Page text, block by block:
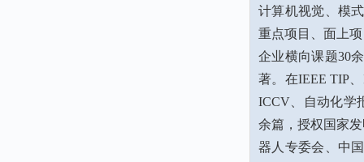
计算机视觉、模
重点项目、面上
企业横向课题30
著。在IEEE TIP
ICCV、自动化学
余篇，授权国家
器人专委会、中